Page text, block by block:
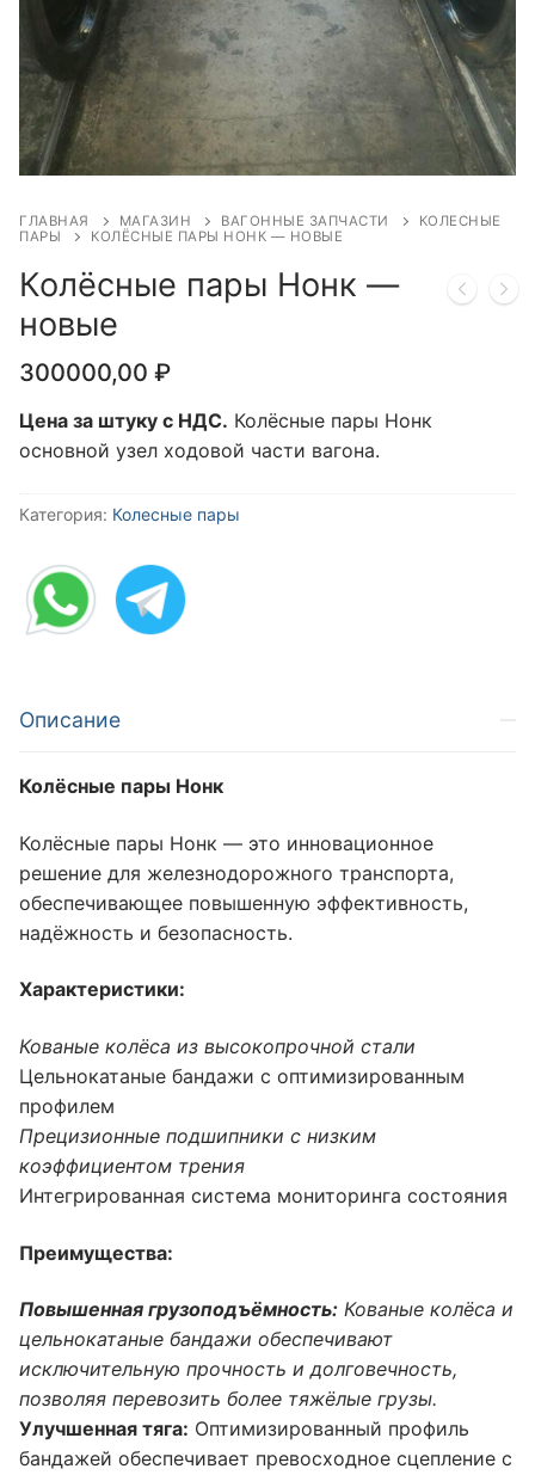
ГЛАВНАЯ МАГАЗИН ВАГОННЫЕ ЗАПЧАСТИ
КОЛЕСНЫЕ
ПАРЫ
КОЛЁСНЫЕ ПАРЫ НОНК — НОВЫЕ
Колёсные пары Нонк —
новые
300000,00 ₽
Цена за штуку с НДС. Колёсные пары Нонк
основной узел ходовой части вагона.
Категория: Колесные пары
Описание
Колёсные пары Нонк
Колёсные пары Нонк — это инновационное
решение для железнодорожного транспорта,
обеспечивающее повышенную эффективность,
надёжность и безопасность.
Характеристики:
Кованые колёса из высокопрочной стали
Цельнокатаные бандажи с оптимизированным
профилем
Прецизионные подшипники с низким
коэффициентом трения
Интегрированная система мониторинга состояния
Преимущества:
Повышенная грузоподъёмность: Кованые колёса и
цельнокатаные бандажи обеспечивают
исключительную прочность и долговечность,
позволяя перевозить более тяжёлые грузы.
Улучшенная тяга: Оптимизированный профиль
бандажей обеспечивает превосходное сцепление с